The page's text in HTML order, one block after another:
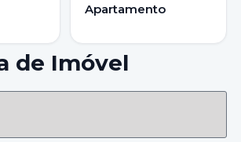
Apartamento
de Imóvel